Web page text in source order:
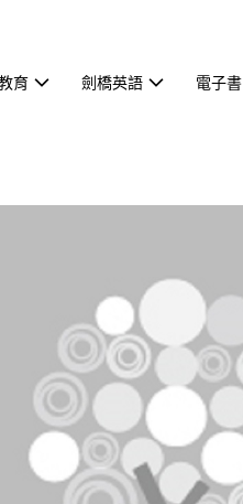
育 劍橋英語 電子書